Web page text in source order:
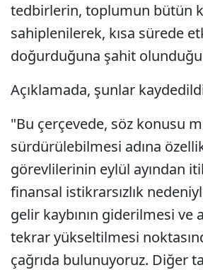
tedbirlerin, toplumun bütün
sahiplenilerek, kısa sürede
doğurduğuna şahit
Açıklamada, şunlar
"Bu çerçevede, söz konusu
sürdürülebilmesi adına
görevlilerinin eylül ayından
finansal istikrarsızlık
gelir kaybının giderilmesi ve
tekrar yükseltilmesi
çağrıda bulunuyoruz. Diğer